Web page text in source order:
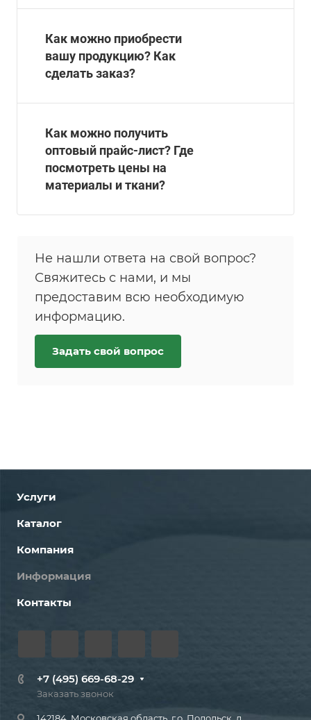
Как можно приобрести
вашу продукцию? Как
сделать заказ?
Как можно получить
оптовый прайс-лист? Где
посмотреть цены на
материалы и ткани?
Не нашли ответа на свой вопрос?
Свяжитесь с нами, и мы
предоставим всю необходимую
информацию.
Задать свой вопрос
Услуги
Каталог
Компания
Информация
Контакты
+7 (495) 669-68-29
Заказать звонок